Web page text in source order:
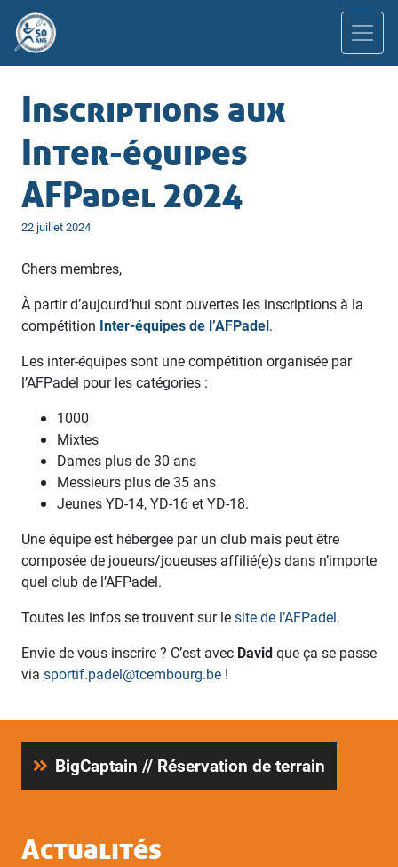
Inscriptions aux
Inter-équipes
AFPadel 2024
Publié
22 juillet 2024
Chers membres,
À partir d’aujourd’hui sont ouvertes les inscriptions à la
compétition Inter-équipes de l’AFPadel.
Les inter-équipes sont une compétition organisée par
l’AFPadel pour les catégories :
1000
Mixtes
Dames plus de 30 ans
Messieurs plus de 35 ans
Jeunes YD-14, YD-16 et YD-18.
Une équipe est hébergée par un club mais peut être
composée de joueurs/joueuses affilié(e)s dans n’importe
quel club de l’AFPadel.
Toutes les infos se trouvent sur lesite de l’AFPadel.
Envie de vous inscrire ? C’est avec Davidque ça se passe
via sportif.padel@tcembourg.be !
BigCaptain // Réservation de terrain
Actualités